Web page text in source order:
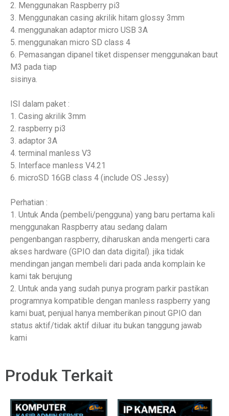
2. Menggunakan Raspberry pi3
3. Menggunakan casing akrilik hitam glossy 3mm
4. menggunakan adaptor micro USB 3A
5. menggunakan micro SD class 4
6. Pemasangan dipanel tiket dispenser menggunakan baut
M3 pada tiap
sisinya.
ISI dalam paket :
1. Casing akrilik 3mm
2. raspberry pi3
3. adaptor 3A
4. terminal manless V3
5. Interface manless V4.21
6. microSD 16GB class 4 (include OS Jessy)
Perhatian :
1. Untuk Anda (pembeli/pengguna) yang baru pertama kali
menggunakan Raspberry atau sedang dalam
pengenbangan raspberry, diharuskan anda mengerti cara
akses hardware (GPIO dan data digital). jika tidak
mendingan jangan membeli dari pada anda komplain ke
kami tak berujung
2. Untuk anda yang sudah punya program parkir pastikan
programnya kompatible dengan manless raspberry yang
kami buat, penjual hanya memberikan pinout GPIO dan
status aktif/tidak aktif diluar itu bukan tanggung jawab
kami
Produk Terkait